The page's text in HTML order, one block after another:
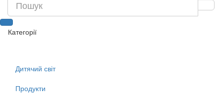
Категорії
Дитячий світ
Продукти